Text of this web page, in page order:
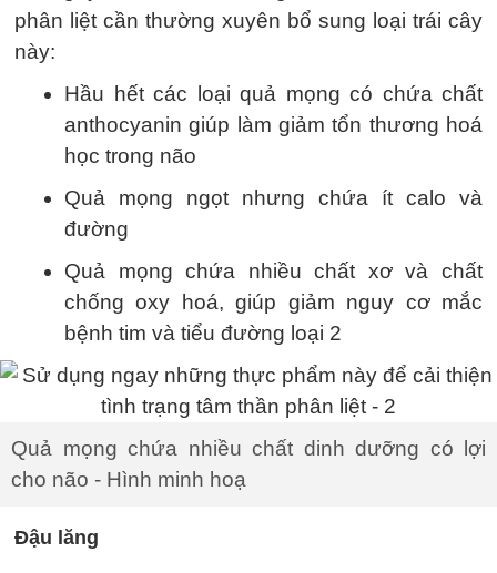
phân liệt cần thường xuyên bổ sung loại trái cây
này:
Hầu hết các loại quả mọng có chứa chất
anthocyanin giúp làm giảm tổn thương hoá
học trong não
Quả mọng ngọt nhưng chứa ít calo và
đường
Quả mọng chứa nhiều chất xơ và chất
chống oxy hoá, giúp giảm nguy cơ mắc
bệnh tim và tiểu đường loại 2
Quả mọng chứa nhiều chất dinh dưỡng có lợi
cho não - Hình minh hoạ
Đậu lăng